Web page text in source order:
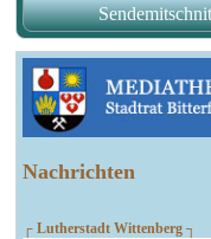
Nachrichten
┌ Lutherstadt Wittenberg ┐